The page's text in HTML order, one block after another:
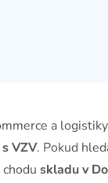
a
VZV. Pokud
skladu v